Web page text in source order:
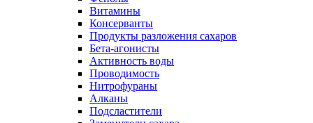
Витамины
Консерванты
Продукты разложения сахаров
Бета-агонисты
Активность воды
Проводимость
Нитрофураны
Алканы
Подсластители